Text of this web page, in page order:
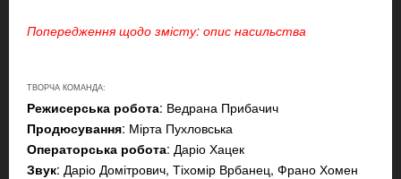
Попередження щодо змісту: опис насильства
ТВОРЧА КОМАНДА:
Режисерська робота: Ведрана Прибачич
Продюсування: Мірта Пухловська
Операторська робота: Даріо Хацек
Звук: Даріо Домітрович, Тіхомір Врбанец, Франо Хомен